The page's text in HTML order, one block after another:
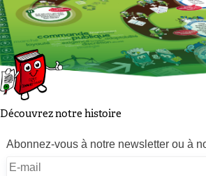
Skip
to
content
Découvrez notre histoire
Abonnez-vous à notre newsletter ou à